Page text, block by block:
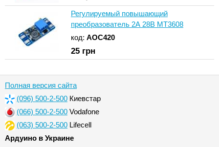
Регулируемый повышающий
преобразователь 2А 28В MT3608
код: AOC420
25 грн
Полная версия сайта
(096) 500-2-500 Киевстар
(066) 500-2-500 Vodafone
(063) 500-2-500 Lifecell
Ардуино в Украине